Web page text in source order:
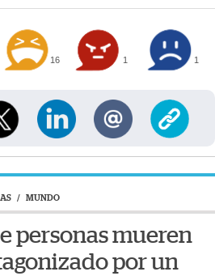
16 1 1
/ MUNDO
personas mueren
por un